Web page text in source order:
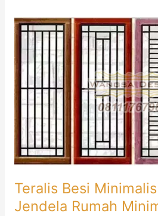
Teralis Besi
Jendela Rumah
Teralis
Besi
Minimalis
Untuk
Jendela
Rumah
Minimalis